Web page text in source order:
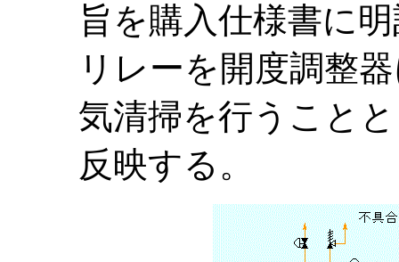
旨を購入仕様書に
リレーを開度調整
気清掃を行うこと
反映する。